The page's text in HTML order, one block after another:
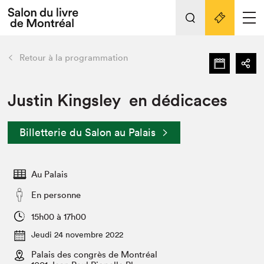
Espace médias
Espace exposant⋅e⋅s
Tout sur l'édition 2022
Actualités
Vidéos et Balados
Club de lecture Braindate
retour Nos activités
Édition 2022
Nous connaître
Projets partenaires 2022
Archives
Liens pratiques
Retour à la programmation
Justin Kingsley en dédicaces
Billetterie du Salon au Palais
Au Palais
En personne
15h00 à 17h00
Jeudi 24 novembre 2022
Palais des congrès de Montréal